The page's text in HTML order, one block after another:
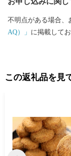
不明点がある場合、
AQ）」 に掲載して
この返礼品を見